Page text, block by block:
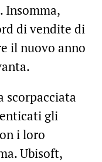
Insomma,
di vendite di
il nuovo anno
scorpacciata
gli
i loro
Ubisoft,